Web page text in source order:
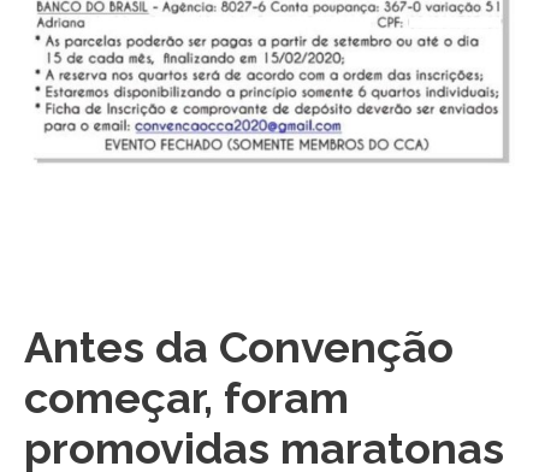
Antes da Convenção
começar, foram
promovidas maratonas